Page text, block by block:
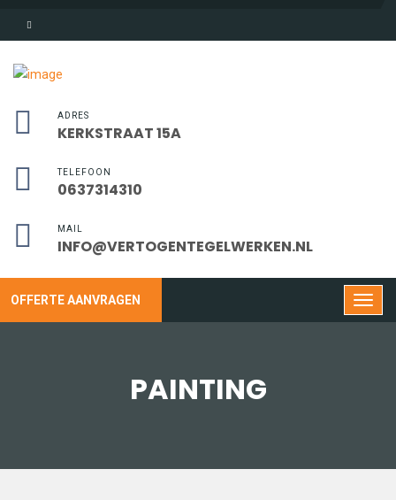
ADRES
KERKSTRAAT 15A
TELEFOON
0637314310
MAIL
INFO@VERTOGENTEGELWERKEN.NL
OFFERTE AANVRAGEN
PAINTING